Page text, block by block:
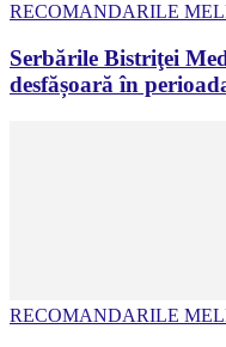
RECOMANDARILE
Serbările Bistriţei
desfășoară în
RECOMANDARILE